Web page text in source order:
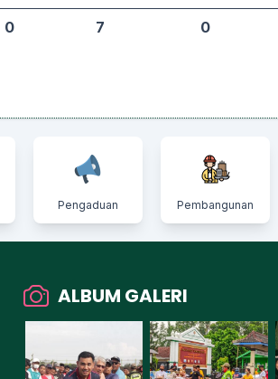
0 7 0
Pengaduan Pembangunan
ALBUM GALERI